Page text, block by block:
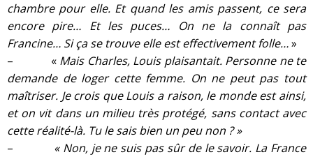
chambre pour elle. Et quand les amis passent, ce sera
encore pire… Et les puces… On ne la connaît pas
Francine… Si ça se trouve elle est effectivement folle…»
– « Mais Charles, Louis plaisantait. Personne ne te
demande de loger cette femme. On ne peut pas tout
maîtriser. Je crois que Louis a raison, le monde est ainsi,
et on vit dans un milieu très protégé, sans contact avec
cette réalité-là. Tu le sais bien un peu non ? »
– « Non, je ne suis pas sûr de le savoir. La France